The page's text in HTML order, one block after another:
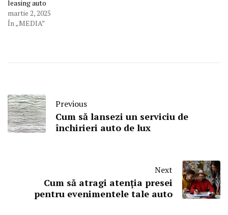
leasing auto
martie 2, 2025
În „MEDIA”
Previous
Cum să lansezi un serviciu de
închirieri auto de lux
Next
Cum să atragi atenția presei
pentru evenimentele tale auto